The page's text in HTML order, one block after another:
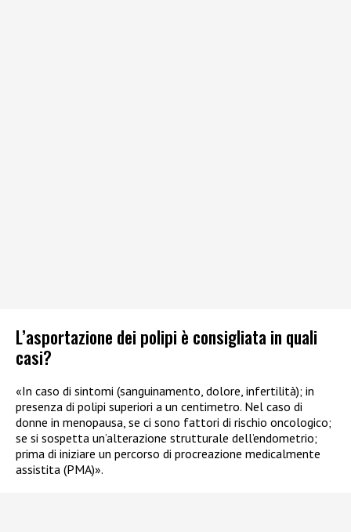
L’asportazione dei polipi è consigliata in quali
casi?
«In caso di sintomi (sanguinamento, dolore, infertilità); in
presenza di polipi superiori a un centimetro. Nel caso di
donne in menopausa, se ci sono fattori di rischio oncologico;
se si sospetta un’alterazione strutturale dell’endometrio;
prima di iniziare un percorso di procreazione medicalmente
assistita (PMA)».